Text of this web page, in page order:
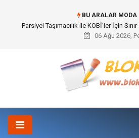
BU ARALAR MODA
Br544 ile Lastik ve Plastik
06 Ağu 2026,